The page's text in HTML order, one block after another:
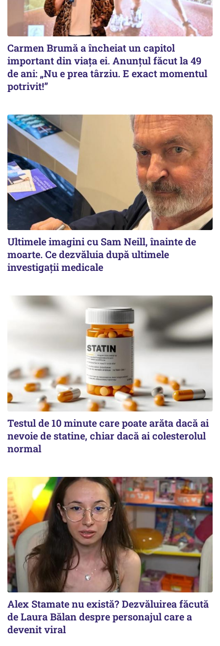
Carmen Brumă a încheiat un capitol
important din viața ei. Anunțul făcut la 49
de ani: „Nu e prea târziu. E exact momentul
potrivit!”
Ultimele imagini cu Sam Neill, înainte de
moarte. Ce dezvăluia după ultimele
investigații medicale
Testul de 10 minute care poate arăta dacă ai
nevoie de statine, chiar dacă ai colesterolul
normal
Alex Stamate nu există? Dezvăluirea făcută
de Laura Bălan despre personajul care a
devenit viral